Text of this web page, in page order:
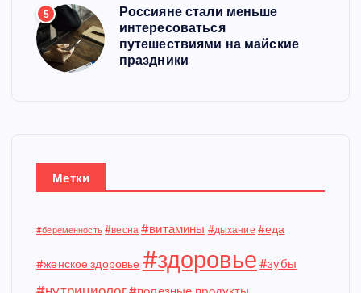
5
Россияне стали меньше
интересоваться
путешествиями на майские
праздники
Метки
#беременность #весна #витамины #дыхание #еда
#женское здоровье #здоровье #зубы